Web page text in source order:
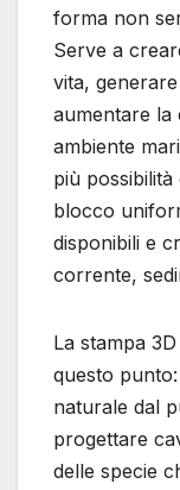
forma non
Serve a
vita,
aumentare la
ambiente
più
blocco
disponibili e
corrente,
La stampa
questo
naturale dal
progettare
delle specie